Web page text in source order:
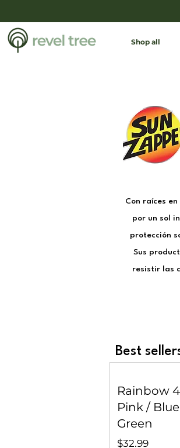
Shop all
Con raíces
por un sol
protección
Sus
resistir las
Best
Rainbow
Pink /
Green
$32.99Precio